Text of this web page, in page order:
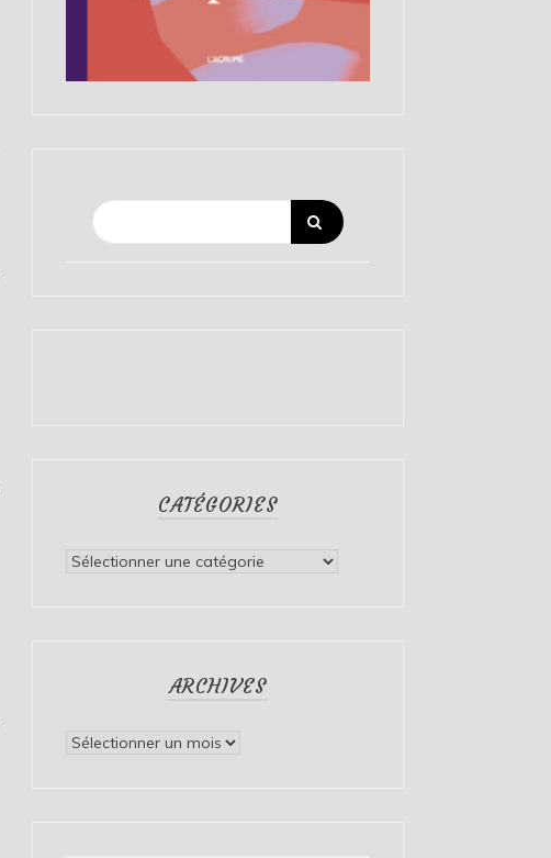
CATÉGORIES
Catégories
ARCHIVES
Archives